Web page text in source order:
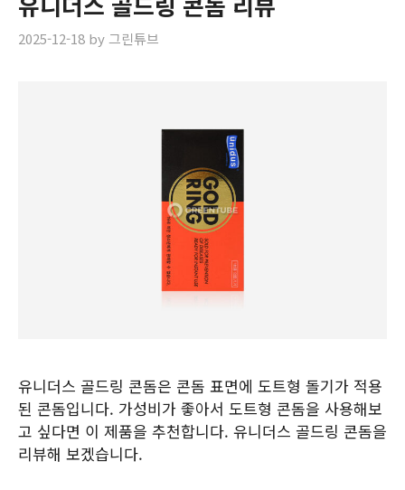
2025-12-18 by그린튜브
유니더스 골드링 콘돔은 콘돔 표면에 도트형 돌기가 적용
된 콘돔입니다. 가성비가 좋아서 도트형 콘돔을 사용해보
고 싶다면 이 제품을 추천합니다. 유니더스 골드링 콘돔을
리뷰해 보겠습니다.